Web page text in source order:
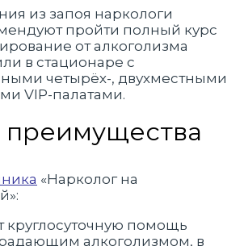
из запоя наркологи
пройти полный курс
от алкоголизма
в стационаре с
четырёх-, двухместными
VIP-палатами.
«Нарколог на
круглосуточную помощь
алкоголизмом, в